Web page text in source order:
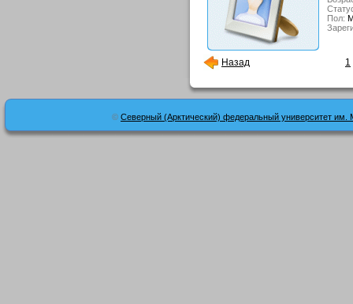
Пол:
Назад 1
© Северный (Арктический) федеральный университет